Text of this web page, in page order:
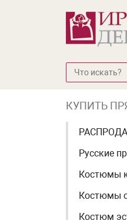
КУПИТЬ
Русские
Костюмы
Костюмы
Костюм